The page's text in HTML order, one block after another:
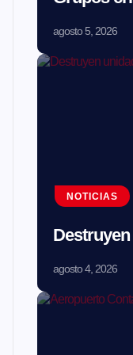
agosto 5, 2026
NOTICIAS
agosto 4, 2026